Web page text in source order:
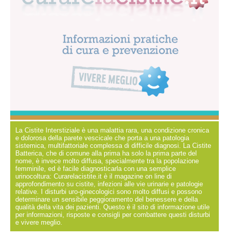
La Cistite Interstiziale è una malattia rara, una condizione cronica
e dolorosa della parete vescicale che porta a una patologia
sistemica, multifattoriale complessa di difficile diagnosi. La Cistite
Batterica, che di comune alla prima ha solo la prima parte del
nome, è invece molto diffusa, specialmente tra la popolazione
femminile, ed è facile diagnosticarla con una semplice
urinocoltura: Curarelacistite.it è il magazine on line di
approfondimento su cistite, infezioni alle vie urinarie e patologie
relative. I disturbi uro-ginecologici sono molto diffusi e possono
determinare un sensibile peggioramento del benessere e della
qualità della vita dei pazienti. Questo è il sito di informazione utile
per informazioni, risposte e consigli per combattere questi disturbi
e vivere meglio.